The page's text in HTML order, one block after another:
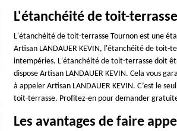
L'étanchéité de toit-
L'étanchéité de toit-terrasse Tournon est une
Artisan LANDAUER KEVIN, l'étanchéité de
intempéries. L'étanchéité de toit-terrasse doit
dispose Artisan LANDAUER KEVIN. Cela vous
à appeler Artisan LANDAUER KEVIN. C’est le
toit-terrasse. Profitez-en pour demander
Les avantages de faire